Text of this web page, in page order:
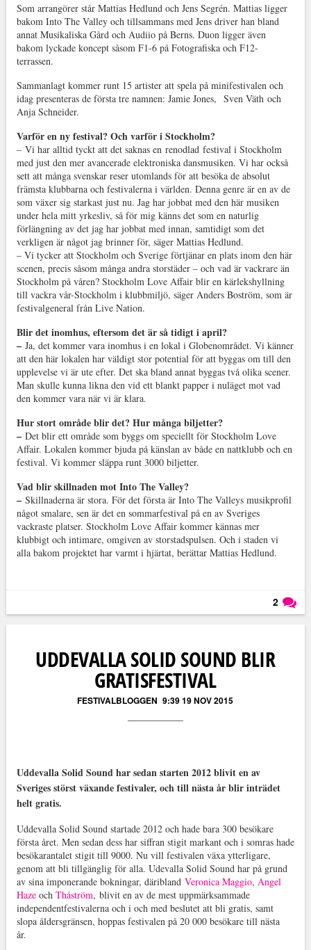
Som arrangörer står Mattias Hedlund och Jens Segrén. Mattias ligger
bakom Into The Valley och tillsammans med Jens driver han bland
annat Musikaliska Gård och Audiio på Berns. Duon ligger även
bakom lyckade koncept såsom F1-6 på Fotografiska och F12-
terrassen.
Sammanlagt kommer runt 15 artister att spela på minifestivalen och
idag presenteras de första tre namnen: Jamie Jones, Sven Väthoch
Anja Schneider.
Varför en ny festival? Och varför i Stockholm?
– Vi har alltid tyckt att det saknas en renodlad festival i Stockholm
med just den mer avancerade elektroniska dansmusiken. Vi har också
sett att många svenskar reser utomlands för att besöka de absolut
främsta klubbarna och festivalerna i världen. Denna genre är en av de
som växer sig starkast just nu. Jag har jobbat med den här musiken
under hela mitt yrkesliv, så för mig känns det som en naturlig
förlängning av det jag har jobbat med innan, samtidigt som det
verkligen är något jag brinner för, säger Mattias Hedlund.
– Vi tycker att Stockholm och Sverige förtjänar en plats inom den här
scenen, precis såsom många andra storstäder – och vad är vackrare än
Stockholm på våren? Stockholm Love Affair blir en kärlekshyllning
till vackra vår-Stockholm i klubbmiljö, säger Anders Boström, som är
festivalgeneral från Live Nation.
Blir det inomhus, eftersom det är så tidigt i april?
– Ja, det kommer vara inomhus i en lokal i Globenområdet. Vi känner
att den här lokalen har väldigt stor potential för att byggas om till den
upplevelse vi är ute efter. Det ska bland annat byggas två olika scener.
Man skulle kunna likna den vid ett blankt papper i nuläget mot vad
den kommer vara när vi är klara.
Hur stort område blir det? Hur många biljetter?
– Det blir ett område som byggs om speciellt för Stockholm Love
Affair. Lokalen kommer bjuda på känslan av både en nattklubb och en
festival. Vi kommer släppa runt 3000 biljetter.
Vad blir skillnaden mot Into The Valley?
– Skillnaderna är stora. För det första är Into The Valleys musikprofil
något smalare, sen är det en sommarfestival på en av Sveriges
vackraste platser. Stockholm Love Affair kommer kännas mer
klubbigt och intimare, omgiven av storstadspulsen. Och i staden vi
alla bakom projektet har varmt i hjärtat, berättar Mattias Hedlund.
2
UDDEVALLA SOLID SOUND BLIR
GRATISFESTIVAL
FESTIVALBLOGGEN 9:39 19 NOV 2015
Uddevalla Solid Sound har sedan starten 2012 blivit en av
Sveriges störst växande festivaler, och till nästa år blir inträdet
helt gratis.
Uddevalla Solid Sound startade 2012 och hade bara 300 besökare
första året. Men sedan dess har siffran stigit markant och i somras hade
besökarantalet stigit till 9000. Nu vill festivalen växa ytterligare,
genom att bli tillgänglig för alla. Udevalla Solid Sound har på grund
av sina imponerande bokningar, däribland Veronica Maggio, Angel
Hazeoch Thåström, blivit en av de mest uppmärksammade
independentfestivalerna och i och med beslutet att bli gratis, samt
slopa åldersgränsen, hoppas festivalen på 20 000 besökare till nästa
år.